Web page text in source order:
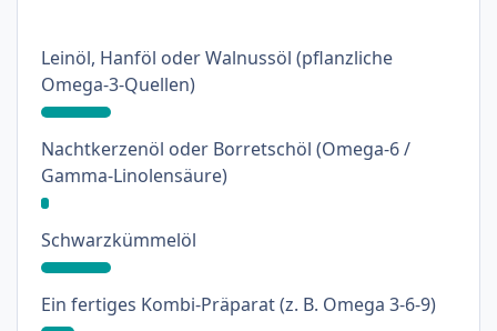
Leinöl, Hanföl oder Walnussöl (pflanzliche
Omega-3-Quellen): 17%
Nachtkerzenöl oder Borretschöl (Omega-6 /
Gamma-Linolensäure): 2%
Schwarzkümmelöl: 17%
Ein fertiges Kombi-Präparat (z. B. Omega 3-6-9): 8%